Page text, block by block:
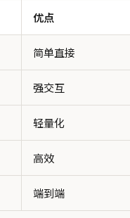
优点
简单直接
强交互
轻量化
高效
端到端